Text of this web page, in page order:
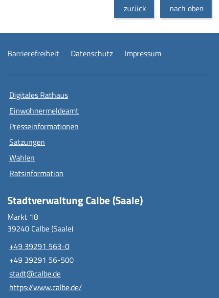
zurück nach oben
Barrierefreiheit Datenschutz Impressum
Digitales Rathaus
Einwohnermeldeamt
Presseinformationen
Satzungen
Wahlen
Ratsinformation
Stadtverwaltung Calbe (Saale)
Markt 18
39240 Calbe (Saale)
+49 39291 563-0
+49 39291 56-500
stadt@calbe.de
https://www.calbe.de/